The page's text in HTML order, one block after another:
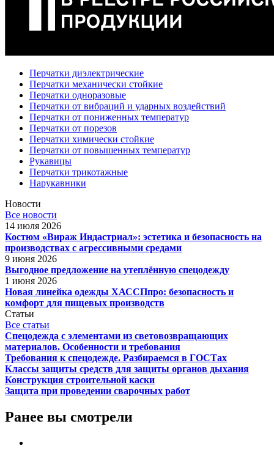
Перчатки диэлектрические
Перчатки механически стойкие
Перчатки одноразовые
Перчатки от вибраций и ударных воздействий
Перчатки от пониженных температур
Перчатки от порезов
Перчатки химически стойкие
Перчатки от повышенных температур
Рукавицы
Перчатки трикотажные
Нарукавники
Новости
Все новости
14 июля 2026
Костюм «Вираж Индастриал»: эстетика и безопасность на
производствах с агрессивными средами
9 июня 2026
Выгодное предложение на утеплённую спецодежду
1 июня 2026
Новая линейка одежды ХАССПпро: безопасность и
комфорт для пищевых производств
Статьи
Все статьи
Спецодежда с элементами из световозвращающих
материалов. Особенности и требования
Требования к спецодежде. Разбираемся в ГОСТах
Классы защиты средств для защиты органов дыхания
Конструкция строительной каски
Защита при проведении сварочных работ
Ранее вы смотрели